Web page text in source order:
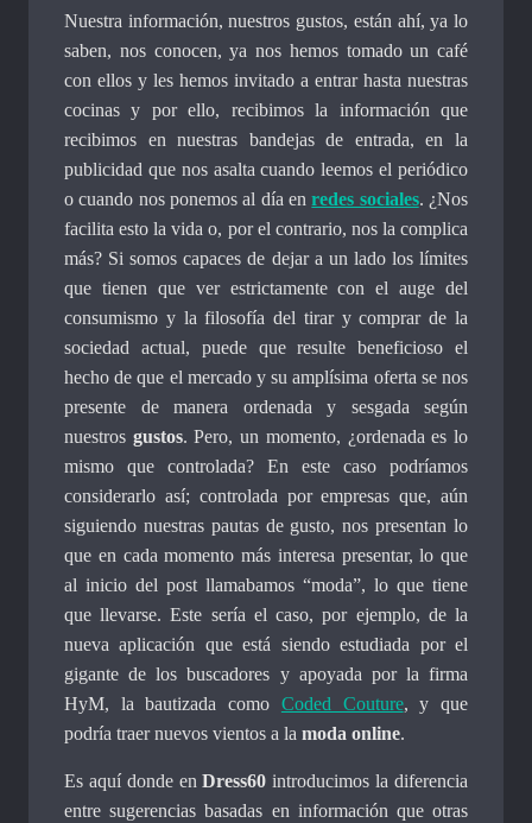
Nuestra información, nuestros gustos, están ahí, ya lo
saben, nos conocen, ya nos hemos tomado un café
con ellos y les hemos invitado a entrar hasta nuestras
cocinas y por ello, recibimos la información que
recibimos en nuestras bandejas de entrada, en la
publicidad que nos asalta cuando leemos el periódico
o cuando nos ponemos al día enredes sociales. ¿Nos
facilita esto la vida o, por el contrario, nos la complica
más? Si somos capaces de dejar a un lado los límites
que tienen que ver estrictamente con el auge del
consumismo y la filosofía del tirar y comprar de la
sociedad actual, puede que resulte beneficioso el
hecho de que el mercado y su amplísima oferta se nos
presente de manera ordenada y sesgada según
nuestros gustos. Pero, un momento, ¿ordenada es lo
mismo que controlada? En este caso podríamos
considerarlo así; controlada por empresas que, aún
siguiendo nuestras pautas de gusto, nos presentan lo
que en cada momento más interesa presentar, lo que
al inicio del post llamabamos “moda”, lo que tiene
que llevarse. Este sería el caso, por ejemplo, de la
nueva aplicación que está siendo estudiada por el
gigante de los buscadores y apoyada por la firma
HyM, la bautizada como Coded Couture, y que
podría traer nuevos vientos a la moda online.
Es aquí donde enDress60 introducimos la diferencia
entre sugerencias basadas en información que otras